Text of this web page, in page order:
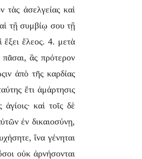
τὰς ἀσελγείας καὶ
τῇ συμβίῳ σου τῇ
ἔλεος. 4. μετὰ
πᾶσαι, ἃς πρότερον
ἀπὸ τῆς καρδίας
ἔτι ἁμάρτησις
καὶ τοῖς δὲ
ἐν δικαιοσύνῃ,
ἵνα γένηται
οὐκ ἀρνήσονται